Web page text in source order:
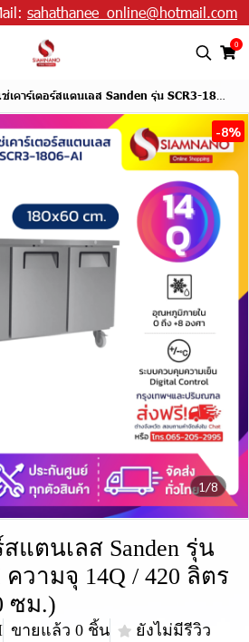
sahathanee_online@hotmail.com
0
าร์เตอร์สแตนเลส Sanden รุ่น SCR3-1806-AI ความจุ 14Q / 420 ลิตร (ขนาด 180x60 ซม.)
1/8
-8%
แตนเลส Sanden รุ่น
ความจุ 14Q / 420 ลิตร
ซม.)
ขายแล้ว 0 ชิ้น ยังไม่มีรีวิว